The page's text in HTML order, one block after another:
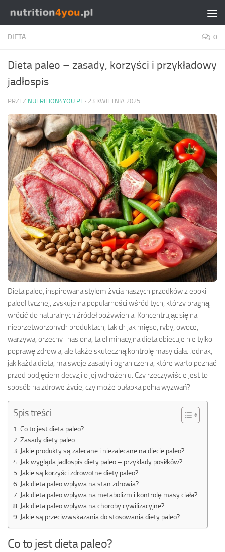
Przejdź do treści
DIETA 0
Dieta paleo – zasady, korzyści i przykładowy
jadłospis
PRZEZ NUTRITION4YOU.PL · 23 KWIETNIA 2025
Dieta paleo, inspirowana stylem życia naszych przodków z epoki
paleolitycznej, zyskuje na popularności wśród tych, którzy pragną
wrócić do naturalnych źródeł pożywienia. Koncentrując się na
nieprzetworzonych produktach, takich jak mięso, ryby, owoce,
warzywa, orzechy i nasiona, ta eliminacyjna dieta obiecuje nie tylko
poprawę zdrowia, ale także skuteczną kontrolę masy ciała. Jednak,
jak każda dieta, ma swoje zasady i ograniczenia, które warto poznać
przed podjęciem decyzji o jej wdrożeniu. Czy rzeczywiście jest to
sposób na zdrowe życie, czy może pułapka pełna wyzwań?
Spis treści
Co to jest dieta paleo?
Zasady diety paleo
Jakie produkty są zalecane i niezalecane na diecie paleo?
Jak wygląda jadłospis diety paleo – przykłady posiłków?
Jakie są korzyści zdrowotne diety paleo?
Jak dieta paleo wpływa na stan zdrowia?
Jak dieta paleo wpływa na metabolizm i kontrolę masy ciała?
Jak dieta paleo wpływa na choroby cywilizacyjne?
Jakie są przeciwwskazania do stosowania diety paleo?
Co to jest dieta paleo?